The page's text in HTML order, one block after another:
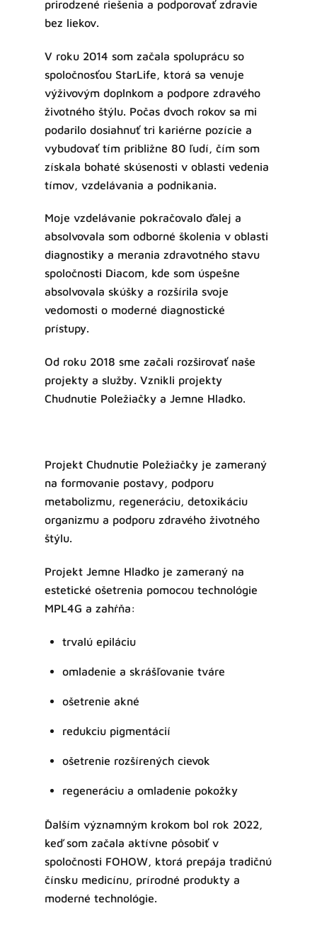
prirodzené riešenia a podporovať zdravie
bez liekov.
V roku 2014 som začala spoluprácu so
spoločnosťou StarLife, ktorá sa venuje
výživovým doplnkom a podpore zdravého
životného štýlu. Počas dvoch rokov sa mi
podarilo dosiahnuť tri kariérne pozície a
vybudovať tím približne 80 ľudí, čím som
získala bohaté skúsenosti v oblasti vedenia
tímov, vzdelávania a podnikania.
Moje vzdelávanie pokračovalo ďalej a
absolvovala som odborné školenia v oblasti
diagnostiky a merania zdravotného stavu
spoločnosti Diacom, kde som úspešne
absolvovala skúšky a rozšírila svoje
vedomosti o moderné diagnostické
prístupy.
Od roku 2018 sme začali rozširovať naše
projekty a služby. Vznikli projekty
Chudnutie Poležiačky a Jemne Hladko.
Projekt Chudnutie Poležiačky je zameraný
na formovanie postavy, podporu
metabolizmu, regeneráciu, detoxikáciu
organizmu a podporu zdravého životného
štýlu.
Projekt Jemne Hladko je zameraný na
estetické ošetrenia pomocou technológie
MPL4G a zahŕňa:
trvalú epiláciu
omladenie a skrášľovanie tváre
ošetrenie akné
redukciu pigmentácií
ošetrenie rozšírených cievok
regeneráciu a omladenie pokožky
Ďalším významným krokom bol rok 2022,
keď som začala aktívne pôsobiť v
spoločnosti FOHOW, ktorá prepája tradičnú
čínsku medicínu, prírodné produkty a
moderné technológie.